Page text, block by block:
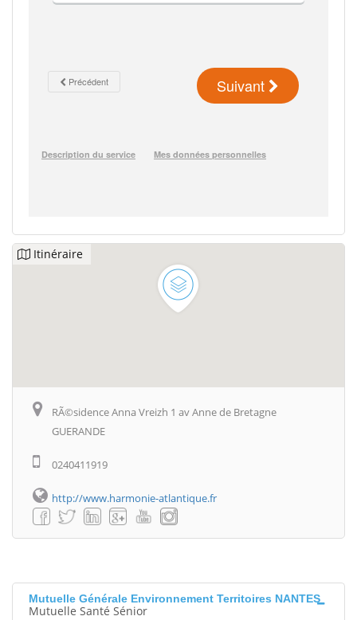
Itinéraire
RÃ©sidence Anna Vreizh 1 av Anne de Bretagne
GUERANDE
0240411919
http://www.harmonie-atlantique.fr
Mutuelle Générale Environnement Territoires NANTES
Mutuelle Santé Sénior